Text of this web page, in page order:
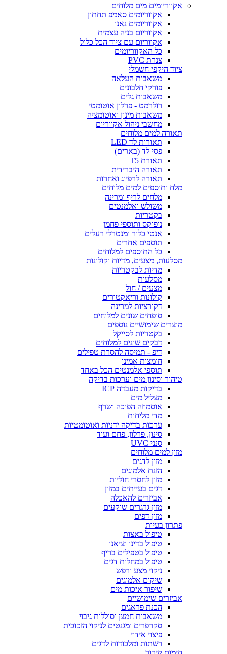
אקווריומים מים מלוחים
אקווריומים סאמפ תחתון
אקווריומים נאנו
אקווריום בניה עצמית
אקווריום עם ציוד הכל כלול
כל האקווריומים
צנרת PVC
ציוד היקפי חשמלי
משאבות העלאה
פורקי חלבונים
משאבות גלים
רולרמט - פרלון אוטומטי
משאבות מינון ואוטומציה
מחשבי ניהול אקווריום
תאורה למים מלוחים
תאורות לד LED
פסי לד (בארים)
תאורת T5
תאורה היברידית
תאורה לרפיוג ואחרות
מלח ותוספים למים מלוחים
מלחים לריף ומרינה
משולש ואלמנטים
בקטריות
נופוקס ותוספי פחמן
אנטי כלור ומנטרלי רעלים
תוספים אחרים
כל התוספים למלוחים
מסלעות, מצעים, מדיות וקולונות
מדיות לבקטריות
מסלעות
מצעים / חול
קולונות וריאקטורים
דקורציות למרינה
סופחים שונים למלוחים
מוצרים שימושיים נוספים
בקטריות לסייקל
דבקים שונים למלוחים
דיפ - תמיסה להסרת טפילים
חומצות אמינו
תוספי אלמנטים הכל באחד
טיהור וסינון מים וערכות בדיקה
בדיקות מעבדה ICP
מצליל מים
אוסמוזה הפוכה ושרף
מדי מליחות
ערכות בדיקה ידניות ואוטומטיות
סינון, פרלון, פחם ועוד
סנני UVC
מזון למים מלוחים
מזון לדגים
הזנת אלמוגים
מזון לחסרי חוליות
דגים בעייתים במזון
אביזרים להאכלה
מזון גרגרים שוקעים
מזון דפים
פתרון בעיות
טיפול באצות
טיפול בדינו וציאנו
טיפול בטפילים בריף
טיפול במחלות דגים
ניקוי מצע ורפש
שיקום אלמוגים
שיפור איכות מים
אביזרים שימושיים
הכנת פראגים
משאבות חמצן וסוללות גיבוי
סקרפרים ומגנטים לניקוי הזכוכית
פיצוי אידוי
רשתות ומלכודות לדגים